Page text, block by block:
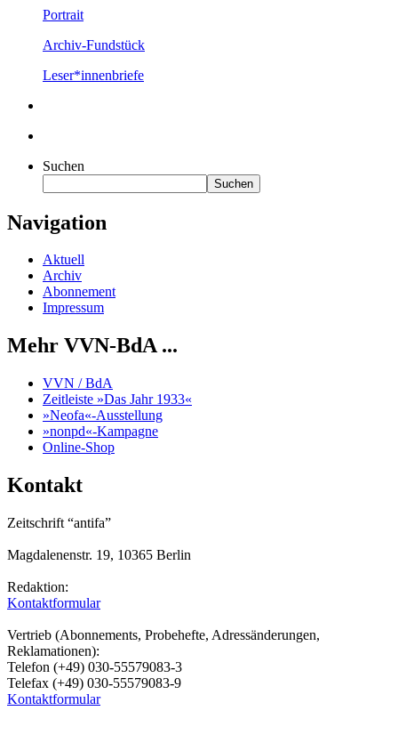
Portrait
Archiv-Fundstück
Leser*innenbriefe
Suchen
Suchen
Navigation
Aktuell
Archiv
Abonnement
Impressum
Mehr VVN-BdA ...
VVN / BdA
Zeitleiste »Das Jahr 1933«
»Neofa«-Ausstellung
»nonpd«-Kampagne
Online-Shop
Kontakt
Zeitschrift “antifa”
Magdalenenstr. 19, 10365 Berlin
Redaktion:
Kontaktformular
Vertrieb (Abonnements, Probehefte, Adressänderungen,
Reklamationen):
Telefon (+49) 030-55579083-3
Telefax (+49) 030-55579083-9
Kontaktformular